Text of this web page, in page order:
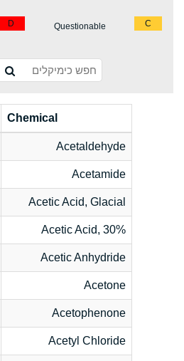
C
Questionable
D
Chemical
Acetaldehyde
Acetamide
Acetic Acid, Glacial
Acetic Acid, 30%
Acetic Anhydride
Acetone
Acetophenone
Acetyl Chloride